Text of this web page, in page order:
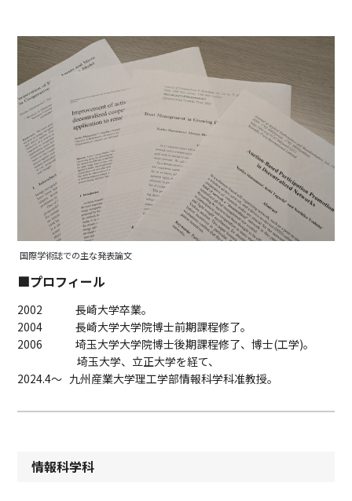
国際学術誌での主な発表論文
■プロフィール
2002 長崎大学卒業。
2004 長崎大学大学院博士前期課程修了。
2006 埼玉大学大学院博士後期課程修了、博士(工学)。
埼玉大学、立正大学を経て、
2024.4〜 九州産業大学理工学部情報科学科准教授。
情報科学科